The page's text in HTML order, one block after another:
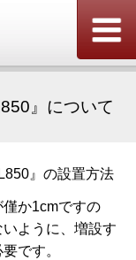
』について
』の設置方法
か1cmですの
ように、増設す
です。